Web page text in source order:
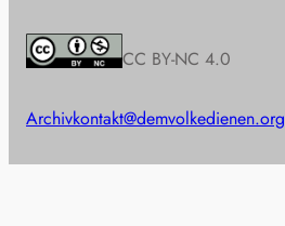
CC BY-NC 4.0
Archivkontakt@demvolkedienen.org